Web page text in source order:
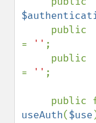
=
'' ;
=
'' ;
useAuth($use